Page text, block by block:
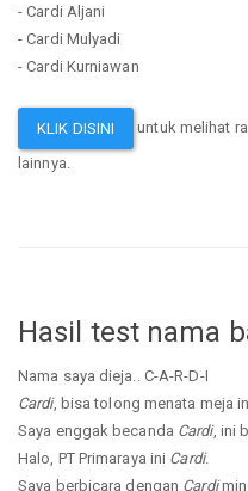
- Cardi Aljani
- Cardi Mulyadi
- Cardi Kurniawan
KLIK DISINI untuk melihat
lainnya.
Hasil test nama
Nama saya dieja.. C-A-R-D-I
Cardi, bisa tolong menata meja
Saya enggak becanda Cardi, ini
Halo, PT Primaraya ini Cardi.
Saya berbicara dengan Cardi